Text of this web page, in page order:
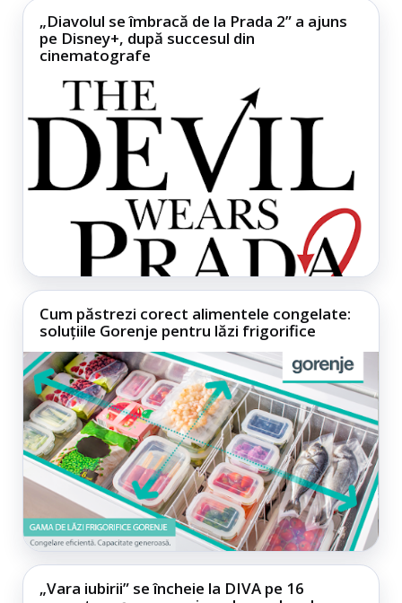
„Diavolul se îmbracă de la Prada 2” a ajuns
pe Disney+, după succesul din
cinematografe
Cum păstrezi corect alimentele congelate:
soluțiile Gorenje pentru lăzi frigorifice
„Vara iubirii” se încheie la DIVA pe 16